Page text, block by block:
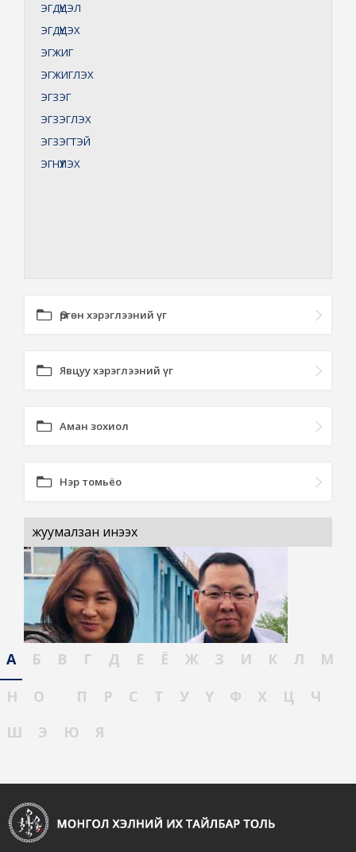
ЭГДҮҮЦЭЛ
ЭГДҮҮЦЭХ
ЭГЖИГ
ЭГЖИГЛЭХ
ЭГЗЭГ
ЭГЗЭГЛЭХ
ЭГЗЭГТЭЙ
ЭГНҮҮЛЭХ
Өргөн хэрэглээний үг
Явцуу хэрэглээний үг
Аман зохиол
Нэр томьёо
жуумалзан инээх
А Б В Г Д Е Ё Ж З И К Л
М
Н
О П Р С Т У Ү Ф Х Ц
Ч
Ш
Э Ю Я